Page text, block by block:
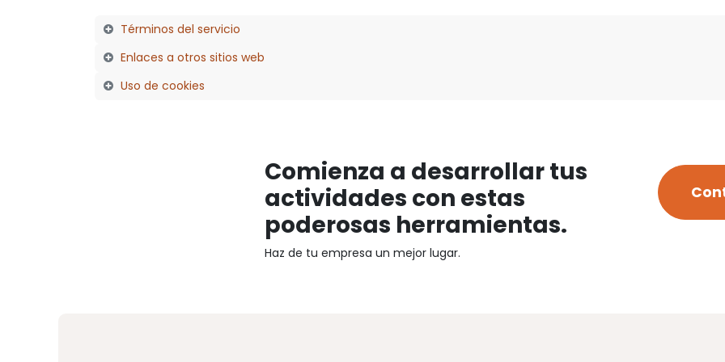
Términos del servicio
Enlaces a otros sitios web
Uso de cookies
Comienza a desarrollartus
actividades con estas
poderosas herramientas.
Haz de tu empresa un mejor lugar.